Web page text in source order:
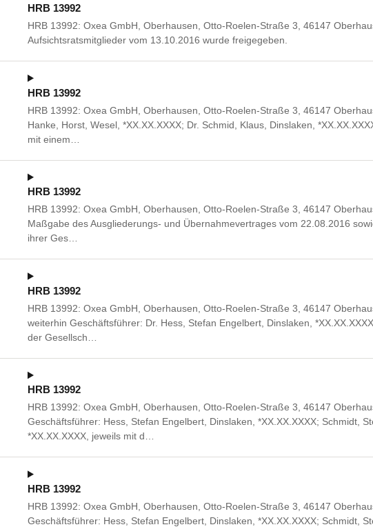
HRB 13992
HRB 13992: Oxea GmbH, Oberhausen, Otto-Roelen-Straße 3, 46147
Aufsichtsratsmitglieder vom 13.10.2016 wurde freigegeben.
HRB 13992
HRB 13992: Oxea GmbH, Oberhausen, Otto-Roelen-Straße 3, 46147
Hanke, Horst, Wesel, *XX.XX.XXXX; Dr. Schmid, Klaus, Dinslaken,
mit einem…
HRB 13992
HRB 13992: Oxea GmbH, Oberhausen, Otto-Roelen-Straße 3, 46147
Maßgabe des Ausgliederungs- und Übernahmevertrages vom 22.08.2016
ihrer Ges…
HRB 13992
HRB 13992: Oxea GmbH, Oberhausen, Otto-Roelen-Straße 3, 46147
weiterhin Geschäftsführer: Dr. Hess, Stefan Engelbert, Dinslaken,
der Gesellsch…
HRB 13992
HRB 13992: Oxea GmbH, Oberhausen, Otto-Roelen-Straße 3, 46147
Geschäftsführer: Hess, Stefan Engelbert, Dinslaken, *XX.XX.XXXX; Schmidt,
*XX.XX.XXXX, jeweils mit d…
HRB 13992
HRB 13992: Oxea GmbH, Oberhausen, Otto-Roelen-Straße 3, 46147
Geschäftsführer: Hess, Stefan Engelbert, Dinslaken, *XX.XX.XXXX; Schmidt,